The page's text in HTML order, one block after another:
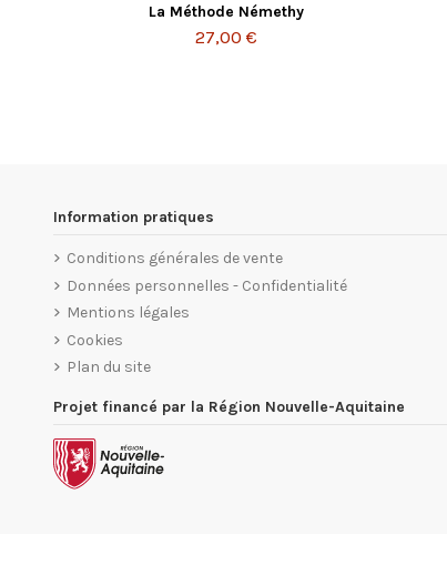
La Méthode Némethy
27,00 €
Information pratiques
Conditions générales de vente
Données personnelles - Confidentialité
Mentions légales
Cookies
Plan du site
Projet financé par la Région Nouvelle-Aquitaine